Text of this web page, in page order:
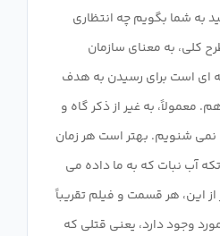
به شما بگویم چه انتظاری
کلی، به معنای سازمان
ای است برای رسیدن به هدف
معمولاً، به غیر از ذکر گاه و
نمی شنویم. بهتر است هر زمان
آب نبات که به ما داده می
این، هر قسمت و فیلم تقریباً
وجود دارد، یعنی قتلی که